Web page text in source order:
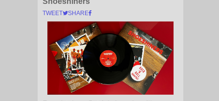
TWEET SHARE